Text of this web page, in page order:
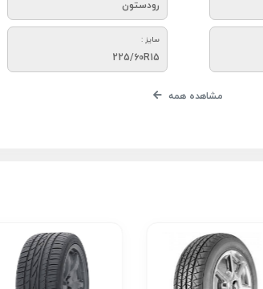
رودستون
سایز :
225/60R15
مشاهده همه